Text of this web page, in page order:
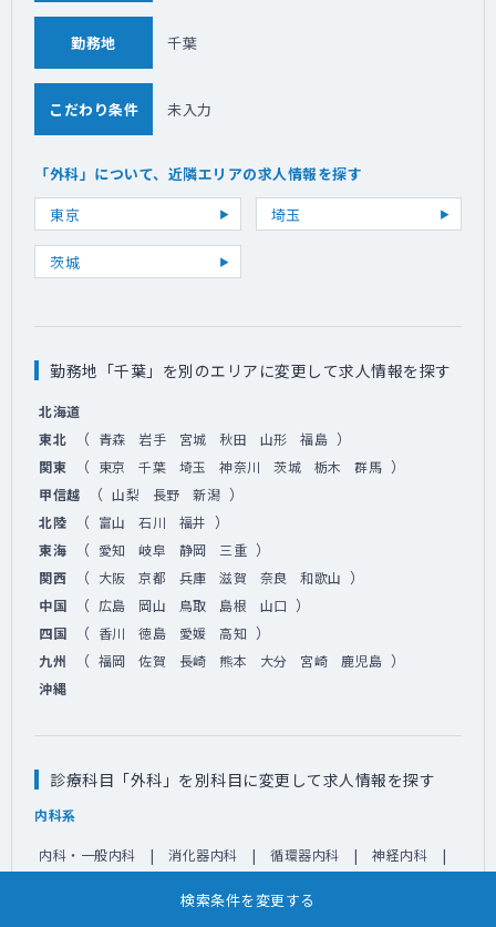
検索条件を変更する
勤務地 千葉
こだわり条件 未入力
「外科」について、近隣エリアの求人情報を探す
東京
埼玉
茨城
勤務地「千葉」を別のエリアに変更して求人情報を探す
北海道
東北
（ 青森 岩手 宮城 秋田 山形 福島 ）
関東 （ 東京 千葉 埼玉 神奈川 茨城 栃木 群馬 ）
甲信越 （ 山梨 長野 新潟 ）
北陸 （ 富山 石川 福井 ）
東海 （ 愛知 岐阜 静岡 三重 ）
関西 （ 大阪 京都 兵庫 滋賀 奈良 和歌山 ）
中国 （ 広島 岡山 鳥取 島根 山口 ）
四国 （ 香川 徳島 愛媛 高知 ）
九州 （ 福岡 佐賀 長崎 熊本 大分 宮崎 鹿児島 ）
沖縄
診療科目「外科」を別科目に変更して求人情報を探す
内科系
内科・一般内科 消化器内科 循環器内科
神経内科
腎臓内科 その他（内科系）